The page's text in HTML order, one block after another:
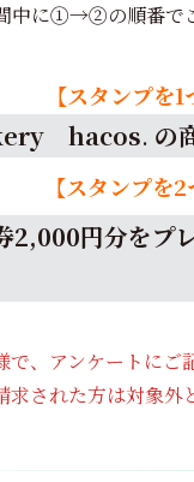
中に①→②の順番で
【スタンプを
hacos. の
【スタンプを
円分をプ
、アンケートにご
された方は対象外